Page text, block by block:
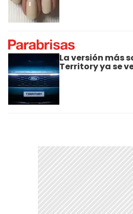
La versión más
Territory ya se